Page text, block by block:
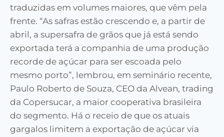
traduzidas em volumes maiores, que vêm pela
frente. “As safras estão crescendo e, a partir de
abril, a supersafra de grãos que já está sendo
exportada terá a companhia de uma produção
recorde de açúcar para ser escoada pelo
mesmo porto”, lembrou, em seminário recente,
Paulo Roberto de Souza, CEO da Alvean, trading
da Copersucar, a maior cooperativa brasileira
do segmento. Há o receio de que os atuais
gargalos limitem a exportação de açúcar via